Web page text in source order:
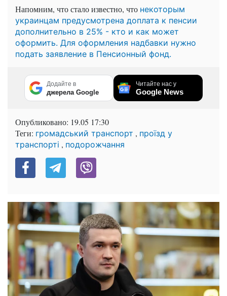
Напомним, что стало известно, что некоторым
украинцам предусмотрена доплата к пенсии
дополнительно в 25% - кто и как может
оформить. Для оформления надбавки нужно
подать заявление в Пенсионный фонд.
Додайте в
джерела Google
Читайте нас у
Google News
Опубликовано: 19.05 17:30
Теги: громадський транспорт , проїзд у
транспорті , подорожчання